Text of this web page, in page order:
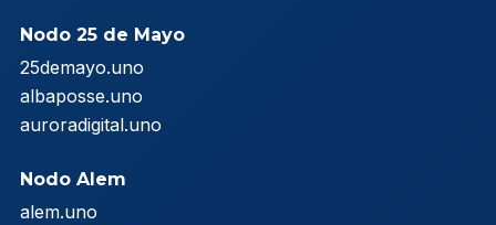
Nodo 25 de Mayo
25demayo.uno
albaposse.uno
auroradigital.uno
Nodo Alem
alem.uno